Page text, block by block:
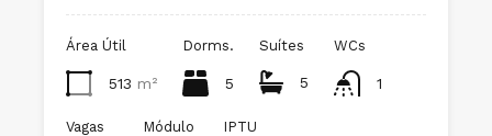
Dorms.
5
WCs
1
Vagas
Área Útil
513 m²
Suítes
5
Módulo IPTU